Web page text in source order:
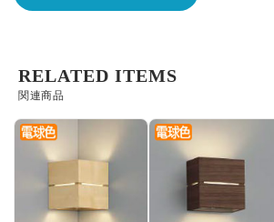
関連商品
RELATED ITEMS